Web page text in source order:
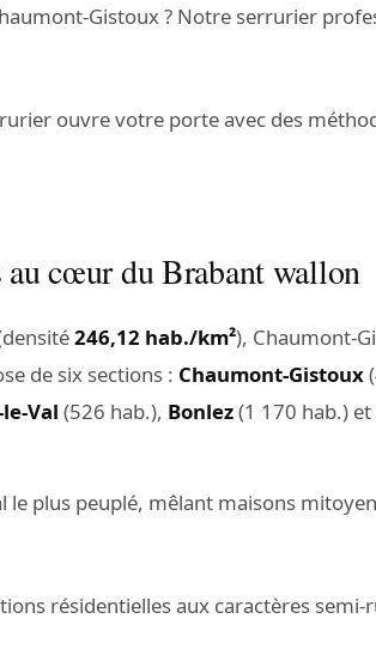
Gistoux ? Notre serrurier
ouvre votre porte avec des
cœur du Brabant wallon
246,12 hab./km²), Chaumont-
de six sections : Chaumont-Gistoux
Val (526 hab.), Bonlez(1 170 hab.) et
plus peuplé, mêlant maisons
résidentielles aux caractères